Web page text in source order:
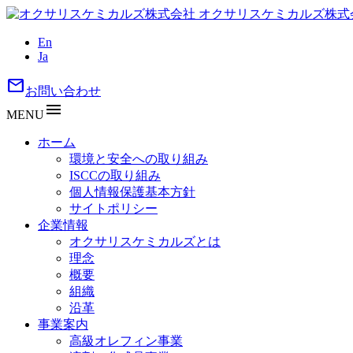
オクサリスケミカルズ株式
En
Ja
mailお問い合わせ
MENUmenu
ホーム
環境と安全への取り組み
ISCCの取り組み
個人情報保護基本方針
サイトポリシー
企業情報
オクサリスケミカルズとは
理念
概要
組織
沿革
事業案内
高級オレフィン事業